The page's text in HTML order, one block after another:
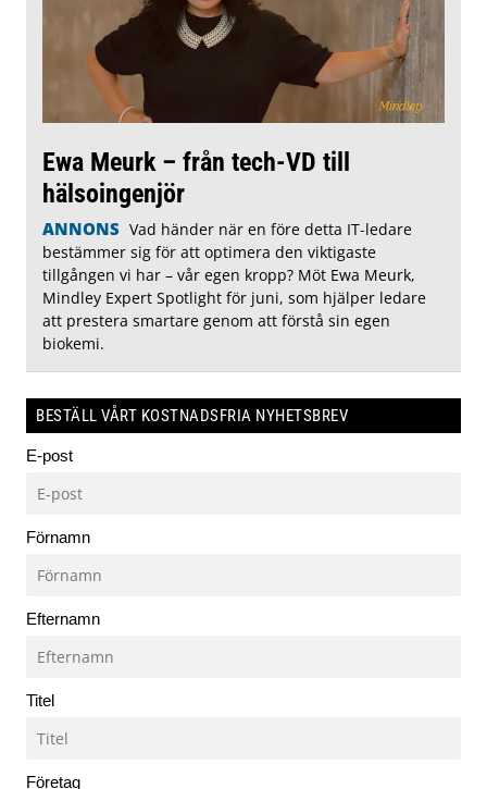
Ewa Meurk – från tech-VD till
hälsoingenjör
ANNONS Vad händer när en före detta IT-ledare
bestämmer sig för att optimera den viktigaste
tillgången vi har – vår egen kropp? Möt Ewa Meurk,
Mindley Expert Spotlight för juni, som hjälper ledare
att prestera smartare genom att förstå sin egen
biokemi.
BESTÄLL VÅRT KOSTNADSFRIA NYHETSBREV
E-post
Förnamn
Efternamn
Titel
Företag